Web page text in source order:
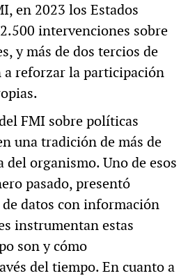
en 2023 los Estados
intervenciones sobre
y más de dos tercios de
reforzar la participación
FMI sobre políticas
una tradición de más de
del organismo. Uno de esos
pasado, presentó
datos con información
instrumentan estas
son y cómo
del tiempo. En cuanto a